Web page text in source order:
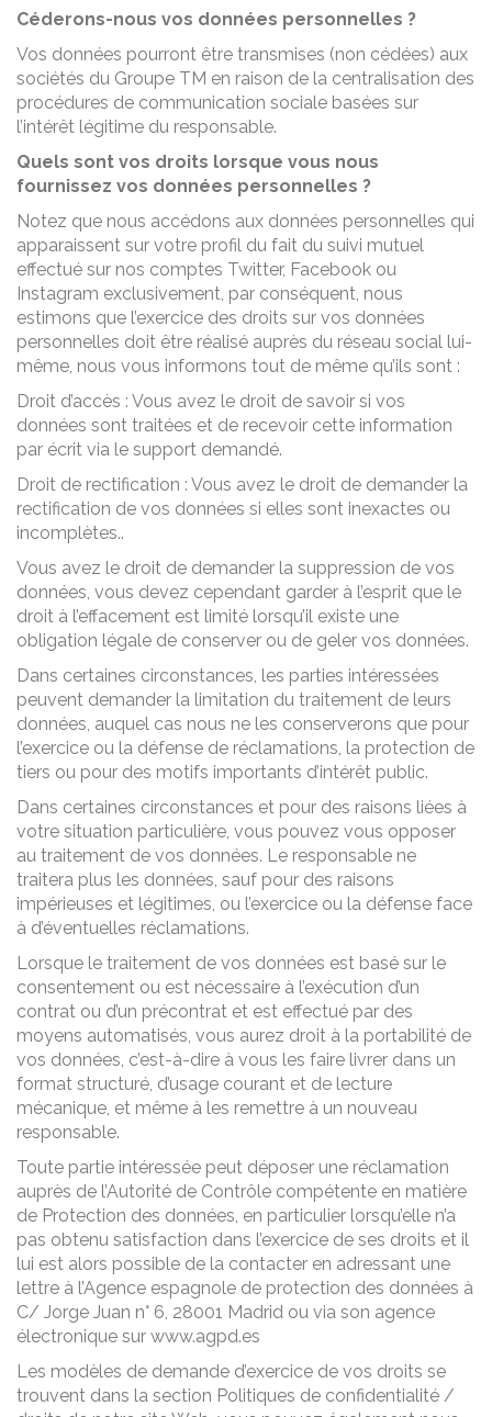
Céderons-nous vos données personnelles ?
Vos données pourront être transmises (non cédées) aux
sociétés du Groupe TM en raison de la centralisation des
procédures de communication sociale basées sur
l’intérêt légitime du responsable.
Quels sont vos droits lorsque vous nous
fournissez vos données personnelles ?
Notez que nous accédons aux données personnelles qui
apparaissent sur votre profil du fait du suivi mutuel
effectué sur nos comptes Twitter, Facebook ou
Instagram exclusivement, par conséquent, nous
estimons que l’exercice des droits sur vos données
personnelles doit être réalisé auprès du réseau social lui-
même, nous vous informons tout de même qu’ils sont :
Droit d’accès : Vous avez le droit de savoir si vos
données sont traitées et de recevoir cette information
par écrit via le support demandé.
Droit de rectification : Vous avez le droit de demander la
rectification de vos données si elles sont inexactes ou
incomplètes..
Vous avez le droit de demander la suppression de vos
données, vous devez cependant garder à l’esprit que le
droit à l’effacement est limité lorsqu’il existe une
obligation légale de conserver ou de geler vos données.
Dans certaines circonstances, les parties intéressées
peuvent demander la limitation du traitement de leurs
données, auquel cas nous ne les conserverons que pour
l’exercice ou la défense de réclamations, la protection de
tiers ou pour des motifs importants d’intérêt public.
Dans certaines circonstances et pour des raisons liées à
votre situation particulière, vous pouvez vous opposer
au traitement de vos données. Le responsable ne
traitera plus les données, sauf pour des raisons
impérieuses et légitimes, ou l’exercice ou la défense face
à d’éventuelles réclamations.
Lorsque le traitement de vos données est basé sur le
consentement ou est nécessaire à l’exécution d’un
contrat ou d’un précontrat et est effectué par des
moyens automatisés, vous aurez droit à la portabilité de
vos données, c’est-à-dire à vous les faire livrer dans un
format structuré, d’usage courant et de lecture
mécanique, et même à les remettre à un nouveau
responsable.
Toute partie intéressée peut déposer une réclamation
auprès de l’Autorité de Contrôle compétente en matière
de Protection des données, en particulier lorsqu’elle n’a
pas obtenu satisfaction dans l’exercice de ses droits et il
lui est alors possible de la contacter en adressant une
lettre à l’Agence espagnole de protection des données à
C/ Jorge Juan n° 6, 28001 Madrid ou via son agence
électronique sur www.agpd.es
Les modèles de demande d’exercice de vos droits se
trouvent dans la section Politiques de confidentialité /